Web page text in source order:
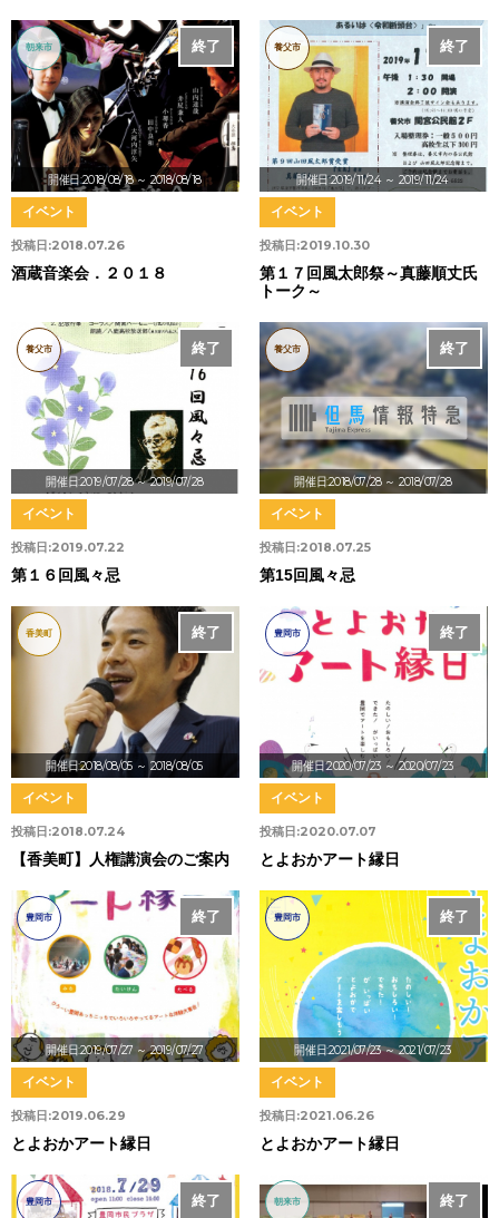
開催日:2018/08/18～ 2018/08/18
終了
朝来市
投稿日:2018.07.26
イベント
酒蔵音楽会．２０１８
開催日:2019/11/24 ～ 2019/11/24
終了
養父市
投稿日:2019.10.30
イベント
第１７回風太郎祭～真藤順丈氏
トーク～
開催日:2019/07/28～ 2019/07/28
終了
養父市
投稿日:2019.07.22
イベント
第１６回風々忌
開催日:2018/07/28 ～ 2018/07/28
終了
養父市
投稿日:2018.07.25
イベント
第15回風々忌
開催日:2018/08/05 ～ 2018/08/05
終了
香美町
投稿日:2018.07.24
イベント
【香美町】人権講演会のご案内
開催日:2020/07/23 ～ 2020/07/23
終了
豊岡市
投稿日:2020.07.07
イベント
とよおかアート縁日
開催日:2019/07/27 ～ 2019/07/27
終了
豊岡市
投稿日:2019.06.29
イベント
とよおかアート縁日
開催日:2021/07/23～ 2021/07/23
終了
豊岡市
投稿日:2021.06.26
イベント
とよおかアート縁日
終了
中止
豊岡市 終了
朝来市